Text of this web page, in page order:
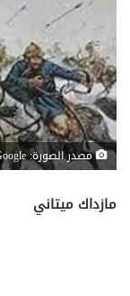
مصدر الصورة: Google
مازداك ميتاني